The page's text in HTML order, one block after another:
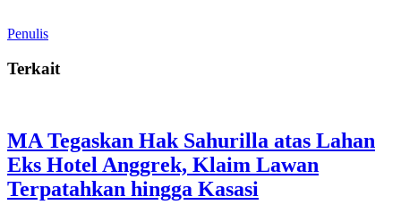
Penulis
Terkait
MA Tegaskan Hak Sahurilla atas Lahan
Eks Hotel Anggrek, Klaim Lawan
Terpatahkan hingga Kasasi